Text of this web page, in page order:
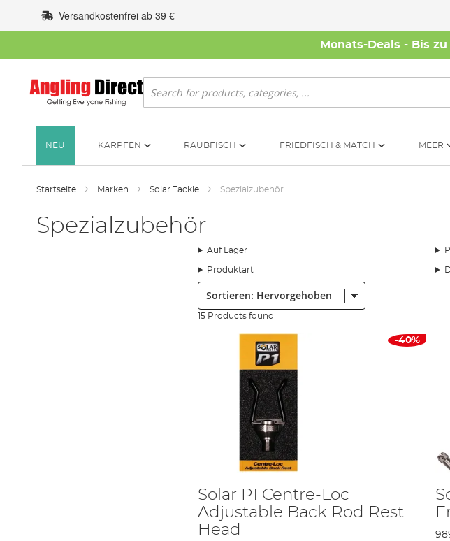
Inhalt
springen
Versandkostenfrei ab 39 €
Monats-Deals - Bis
Suche
NEU KARPFEN RAUBFISCH FRIEDFISCH & MATCH MEER
Startseite Marken Solar Tackle Spezialzubehör
Spezialzubehör
Auf Lager
Produktart
Sortieren:
15 Products found
-40%
Solar P1 Centre-Loc
Adjustable Back Rod Rest
Head